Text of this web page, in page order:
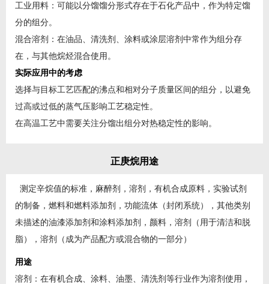
工业用料：可能以分馏馏分形式存在于石化产品中，作为特定馏
分的组分。
混合溶剂：在油品、清洗剂、涂料或涂层溶剂中常作为组分存
在，与其他烷烃混合使用。
实际应用中的考虑
选择与目标工艺匹配的沸点和相对分子质量区间的组分，以避免
过高或过低的蒸气压影响工艺稳定性。
在高温工艺中需要关注分馏出组分对热稳定性的影响。
正庚烷用途
测定辛烷值的标准，麻醉剂，溶剂，有机合成原料，实验试剂
的制备，燃料和燃料添加剂，功能流体（封闭系统），其他类别
未描述的油漆添加剂和涂料添加剂，颜料，溶剂（用于清洁和脱
脂），溶剂（成为产品配方或混合物的一部分）
用途
溶剂：在有机合成、涂料、油墨、清洗剂等行业作为溶剂使用，